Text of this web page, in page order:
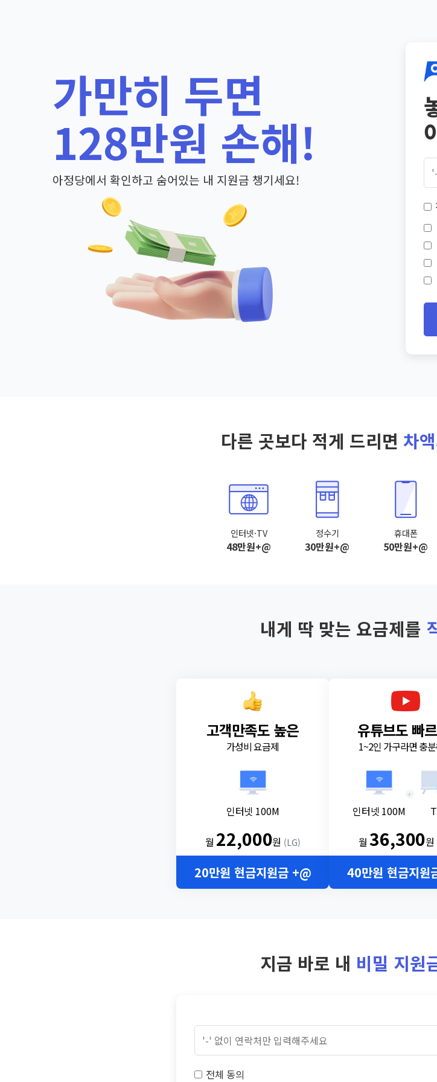
가만히 두면
128만원 손해!
아정당에서 확인하고 숨어있는 내 지원금 챙기세요!
다른 곳보다 적게 드리면 차
인터넷·TV
48만원+@
정수기
30만원+@
휴대폰
50만원+@
내게 딱 맞는 요금제를
고객만족도 높은
가성비 요금제
인터넷 100M
월 22,000원 (LG)
20만원 현금지원금 +@
유튜브도 빠
1~2인 가구라면 충
인터넷 100M
+
월36,300원
40만원 현금지원
지금 바로 내 비밀 지원
전체 동의